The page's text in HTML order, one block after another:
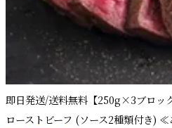
即日発送/送料無料【250g×3ブロッ
ローストビーフ (ソース2種類付き)